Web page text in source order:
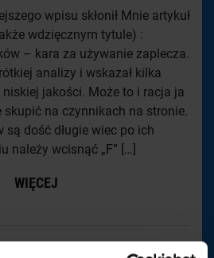
wpisu skłonił Mnie artykuł
wdzięcznym tytule) :
– kara za używanie zaplecza.
analizy i wskazał kilka
niskiej jakości. Może to i racja ja
skupić na czynnikach na stronie.
są dość długie wiec po ich
należy wcisnąć „F” […]
WIĘCEJ